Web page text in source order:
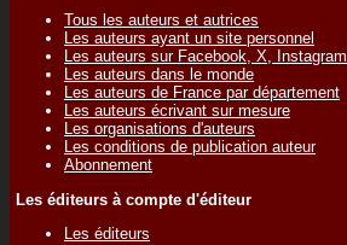
Tous les auteurs et autrices
Les auteurs ayant un site personnel
Les auteurs sur Facebook, X, Instagram
Les auteurs dans le monde
Les auteurs de France par département
Les auteurs écrivant sur mesure
Les organisations d'auteurs
Les conditions de publication auteur
Abonnement
Les éditeurs à compte d'éditeur
Les éditeurs